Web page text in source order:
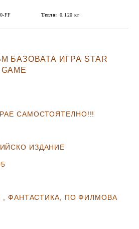
FF Тегло: 0.120 кг
БАЗОВАТА ИГРА STAR
САМОСТОЯТЕЛНО!!!
ИЗДАНИЕ
, ФАНТАСТИКА, ПО ФИЛМОВА